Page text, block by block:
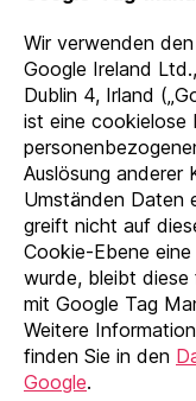
Wir verwenden
Google Ireland
Dublin 4, Irland
ist eine cookielose
Auslösung anderer
Umständen Daten
greift nicht auf
Cookie-Ebene
wurde, bleibt diese
mit Google Tag
Weitere
finden Sie in den
Google.